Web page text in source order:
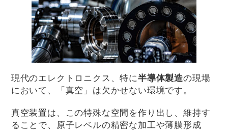
現代のエレクトロニクス、特に半導体製造の現場
において、「真空」は欠かせない環境です。
真空装置は、この特殊な空間を作り出し、維持す
ることで、原子レベルの精密な加工や薄膜形成